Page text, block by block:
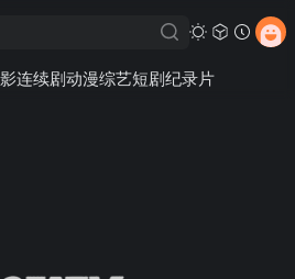
连续剧动漫综艺短剧纪录片